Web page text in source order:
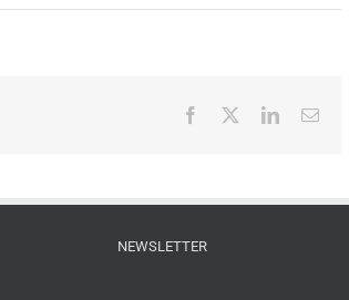
Facebook LinkedIn
NEWSLETTER